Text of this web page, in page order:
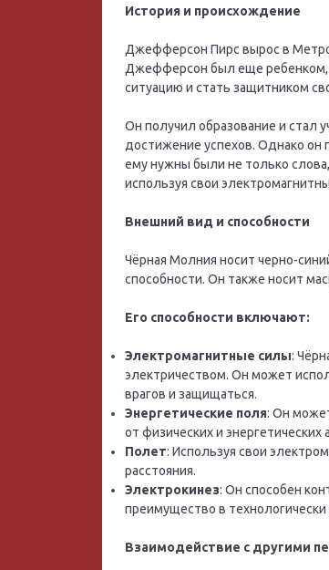
История и происхождение
Джефферсон Пирс вырос в
Джефферсон был еще ребенком,
ситуацию и стать защитником
Он получил образование и стал
достижение успехов. Однако он
ему нужны были не только
используя свои
Внешний вид и способности
Чёрная Молния носит черно-
способности. Он также носит
Его способности включают:
Электромагнитные силы:
электричеством. Он может
врагов и защищаться.
Энергетические поля: Он
от физических и энергетических
Полет: Используя свои
расстояния.
Электрокинез: Он способен
преимущество в технологически
Взаимодействие с другими